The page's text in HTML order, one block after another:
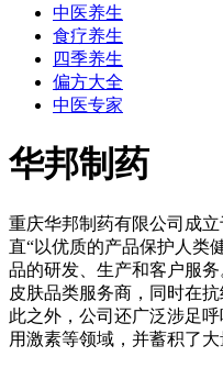
中医养生
食疗养生
四季养生
偏方大全
中医专家
华邦制药
重庆华邦制药有限公司成
直“以优质的产品保护人类
品的研发、生产和客户服
皮肤品类服务商，同时在
此之外，公司还广泛涉足
用激素等领域，并蓄积了大